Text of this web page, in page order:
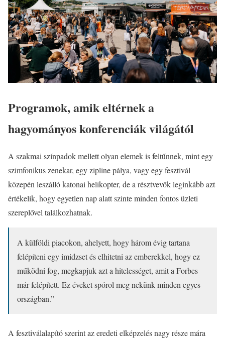
Programok, amik eltérnek a
hagyományos konferenciák világától
A szakmai színpadok mellett olyan elemek is feltűnnek, mint egy
szimfonikus zenekar, egy zipline pálya, vagy egy fesztivál
közepén leszálló katonai helikopter, de a résztvevők leginkább azt
értékelik, hogy egyetlen nap alatt szinte minden fontos üzleti
szereplővel találkozhatnak.
A külföldi piacokon, ahelyett, hogy három évig tartana
felépíteni egy imidzset és elhitetni az emberekkel, hogy ez
működni fog, megkapjuk azt a hitelességet, amit a Forbes
már felépített. Ez éveket spórol meg nekünk minden egyes
országban.”
A fesztiválalapító szerint az eredeti elképzelés nagy része mára